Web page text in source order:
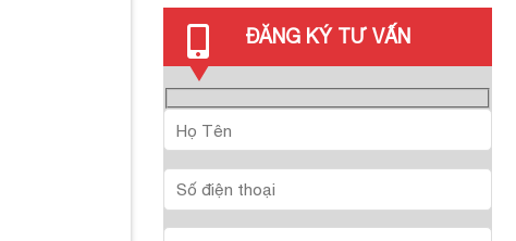
ĐĂNG KÝ TƯ VẤN